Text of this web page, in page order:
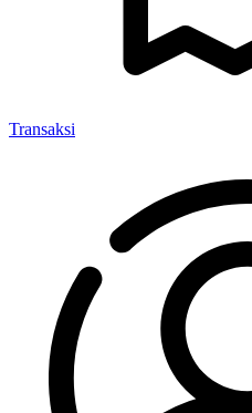
Transaksi